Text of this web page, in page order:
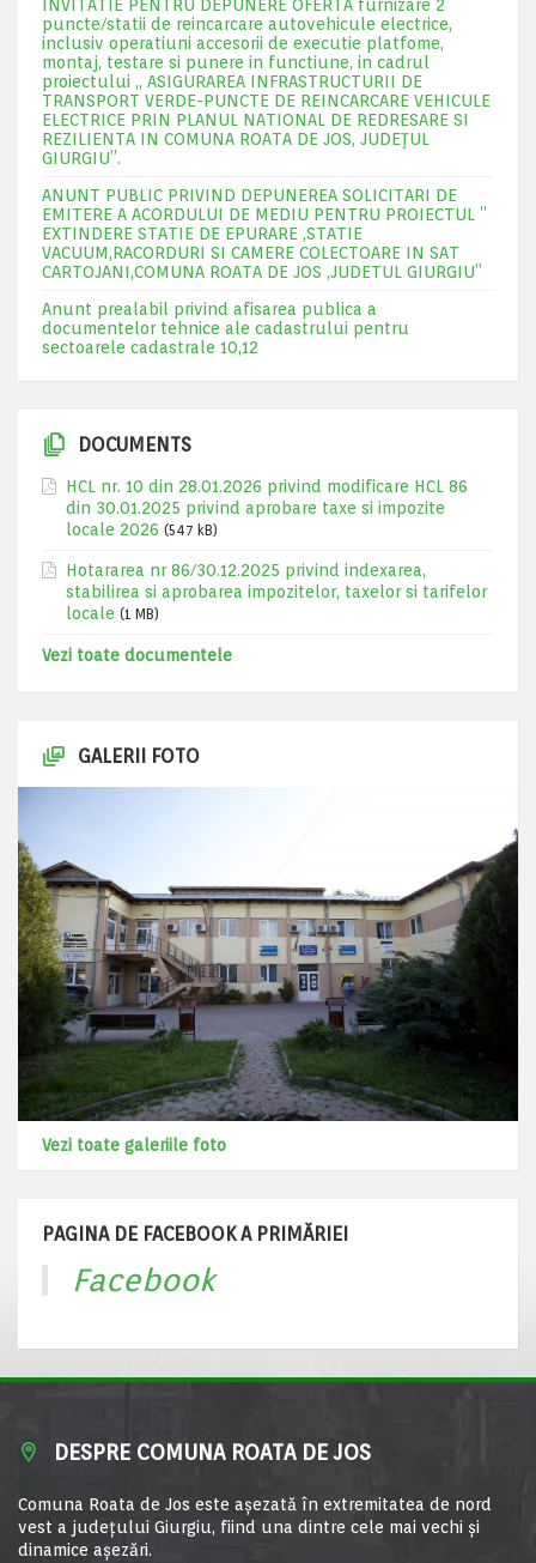
INVITATIE PENTRU DEPUNERE OFERTA furnizare 2
puncte/statii de reincarcare autovehicule electrice,
inclusiv operatiuni accesorii de executie platfome,
montaj, testare si punere in functiune, in cadrul
proiectului „ ASIGURAREA INFRASTRUCTURII DE
TRANSPORT VERDE-PUNCTE DE REINCARCARE VEHICULE
ELECTRICE PRIN PLANUL NATIONAL DE REDRESARE SI
REZILIENTA IN COMUNA ROATA DE JOS, JUDEŢUL
GIURGIU”.
ANUNT PUBLIC PRIVIND DEPUNEREA SOLICITARI DE
EMITERE A ACORDULUI DE MEDIU PENTRU PROIECTUL ”
EXTINDERE STATIE DE EPURARE ,STATIE
VACUUM,RACORDURI SI CAMERE COLECTOARE IN SAT
CARTOJANI,COMUNA ROATA DE JOS ,JUDETUL GIURGIU”
Anunt prealabil privind afisarea publica a
documentelor tehnice ale cadastrului pentru
sectoarele cadastrale 10,12
DOCUMENTS
HCL nr. 10 din 28.01.2026 privind modificare HCL 86
din 30.01.2025 privind aprobare taxe si impozite
locale 2026 (547 kB)
Hotararea nr 86/30.12.2025 privind indexarea,
stabilirea si aprobarea impozitelor, taxelor si tarifelor
locale (1 MB)
Vezi toate documentele
GALERII FOTO
Vezi toate galeriile foto
PAGINA DE FACEBOOK A PRIMĂRIEI
Facebook
DESPRE COMUNA ROATA DE JOS
Comuna Roata de Jos este aşezată în extremitatea de nord
vest a judeţului Giurgiu, fiind una dintre cele mai vechi şi
dinamice aşezări.